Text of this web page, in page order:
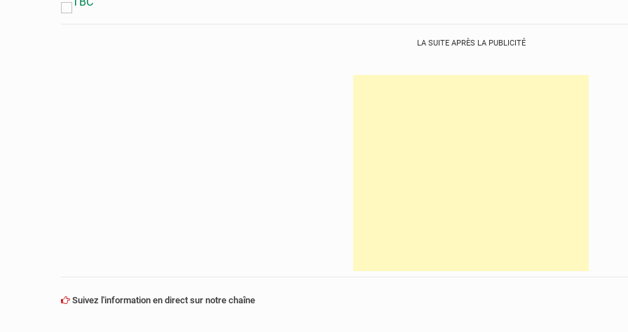
LA SUITE APRÈS LA PUBLICITÉ
Suivez l'information en direct sur notre chaîne